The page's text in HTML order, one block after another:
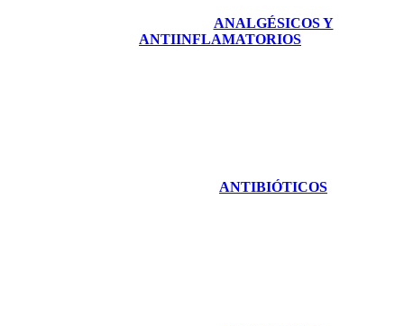
ANALGÉSICOS Y
ANTIINFLAMATORIOS
ANTIBIÓTICOS